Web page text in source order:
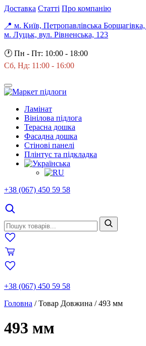
Доставка Статті Про компанію
📍 м. Київ, Петропавлівська
м. Луцьк, вул. Рівненська, 123
🕐 Пн - Пт: 10:00 - 18:00
Сб, Нд: 11:00 - 16:00
Ламінат
Вінілова підлога
Терасна дошка
Фасадна дошка
Стінові панелі
Плінтус та підкладка
+38 (067) 450 59 58
+38 (067) 450 59 58
Головна /Товар Довжина /493 мм
493 мм